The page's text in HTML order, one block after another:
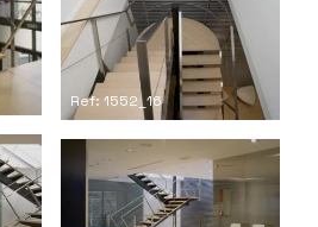
Ref: 1552_16